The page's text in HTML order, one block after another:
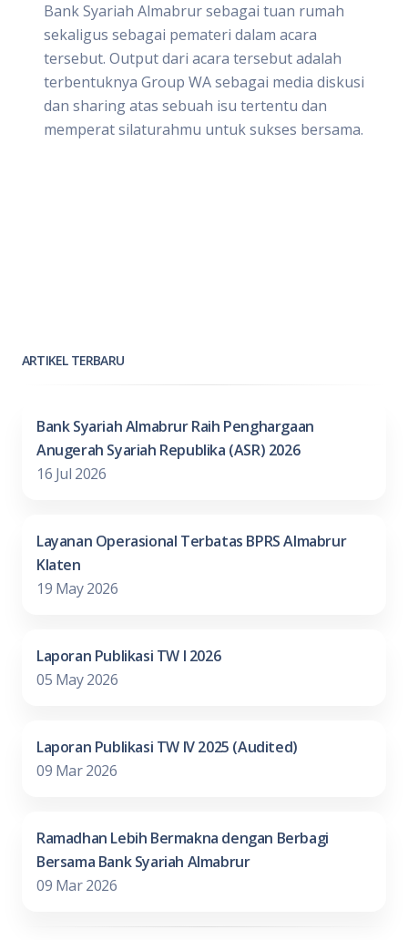
Bank Syariah Almabrur sebagai tuan rumah
sekaligus sebagai pemateri dalam acara
tersebut. Output dari acara tersebut adalah
terbentuknya Group WA sebagai media diskusi
dan sharing atas sebuah isu tertentu dan
memperat silaturahmu untuk sukses bersama.
ARTIKEL TERBARU
Bank Syariah Almabrur Raih Penghargaan
Anugerah Syariah Republika (ASR) 2026
16 Jul 2026
Layanan Operasional Terbatas BPRS Almabrur
Klaten
19 May 2026
Laporan Publikasi TW I 2026
05 May 2026
Laporan Publikasi TW IV 2025 (Audited)
09 Mar 2026
Ramadhan Lebih Bermakna dengan Berbagi
Bersama Bank Syariah Almabrur
09 Mar 2026